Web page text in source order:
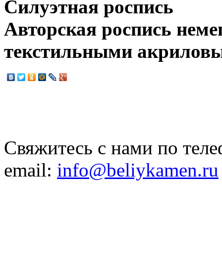
Силуэтная роспись
Авторская роспись
текстильными
Свяжитесь с нами по
email: info@beliykamen.ru